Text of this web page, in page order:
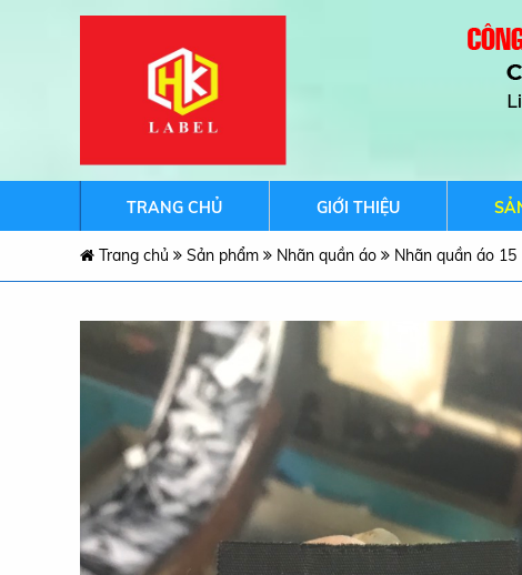
TRANG CHỦ GIỚI THIỆU
Trang chủ Sản phẩm Nhãn quần áo Nhãn quần áo 15